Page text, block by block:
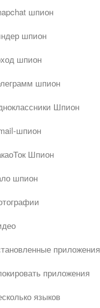
шпион
шпион
шпион
шпион
Шпион
шпион
Шпион
шпион
приложения
приложения
языков